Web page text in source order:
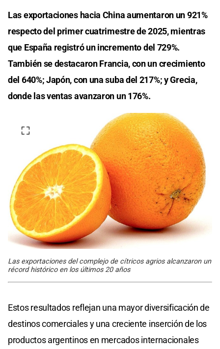
Las exportaciones hacia China aumentaron un 921%
respecto del primer cuatrimestre de 2025, mientras
que España registró un incremento del 729%.
También se destacaron Francia, con un crecimiento
del 640%; Japón, con una suba del 217%; y Grecia,
donde las ventas avanzaron un 176%.
Las exportaciones del complejo de cítricos agrios alcanzaron un
récord histórico en los últimos 20 años
Estos resultados reflejan una mayor diversificación de
destinos comerciales y una creciente inserción de los
productos argentinos en mercados internacionales